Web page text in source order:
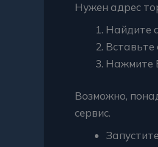
Нужен адрес
Найдите
Вставьте
Нажмите
Возможно,
сервис.